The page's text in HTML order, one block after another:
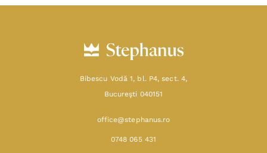
Bibescu Vodă 1, bl. P4, sect. 4,
Bucureşti 040151
office@stephanus.ro
0748 065 431